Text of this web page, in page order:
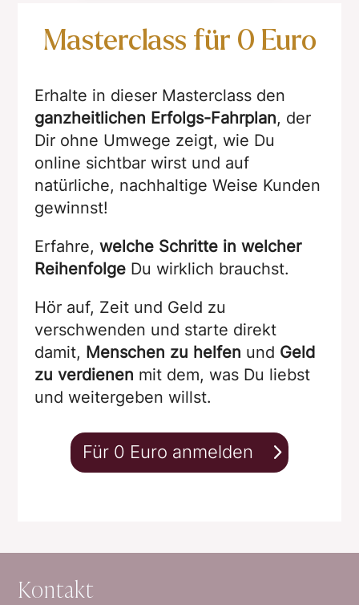
Masterclass für 0 Euro
Erhalte in dieser Masterclass den
ganzheitlichen Erfolgs-Fahrplan, der
Dir ohne Umwege zeigt, wie Du
online sichtbar wirst und auf
natürliche, nachhaltige Weise Kunden
gewinnst!
Erfahre, welche Schritte in welcher
ReihenfolgeDu wirklich brauchst.
Hör auf, Zeit und Geld zu
verschwenden und starte direkt
damit, Menschen zu helfen und Geld
zu verdienen mit dem, was Du liebst
und weitergeben willst.
Für 0 Euro anmelden
Kontakt